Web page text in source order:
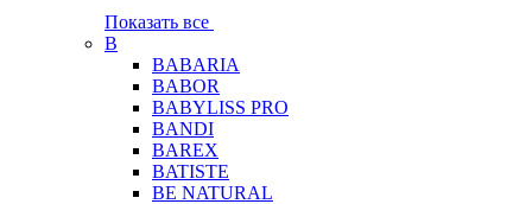
Показать все
B
BABARIA
BABOR
BABYLISS PRO
BANDI
BAREX
BATISTE
BE NATURAL